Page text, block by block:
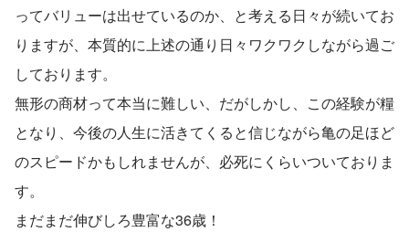
ってバリューは出せているのか、と考える日々が続いてお
りますが、本質的に上述の通り日々ワクワクしながら過ご
しております。
無形の商材って本当に難しい、だがしかし、この経験が糧
となり、今後の人生に活きてくると信じながら亀の足ほど
のスピードかもしれませんが、必死にくらいついておりま
す。
まだまだ伸びしろ豊富な36歳！